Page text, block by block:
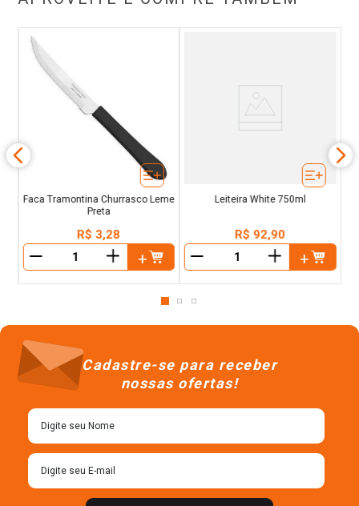
Faca Tramontina Churrasco Leme
Preta
R$ 3,28
＋
Leiteira White 750ml
R$ 92,90
＋
Cadastre-se para receber
nossas ofertas!